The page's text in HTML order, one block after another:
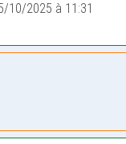
10/2025 à 11:31